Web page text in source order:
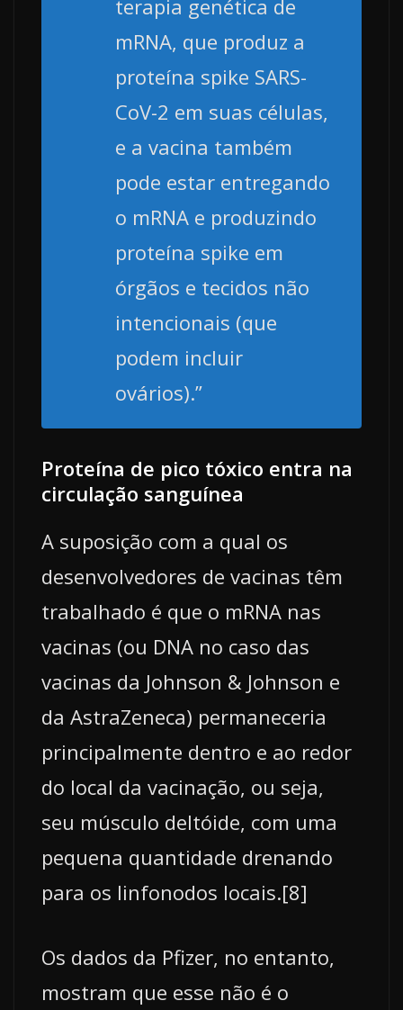
terapia genética de
mRNA, que produz a
proteína spike SARS-
CoV-2 em suas células,
e a vacina também
pode estar entregando
o mRNA e produzindo
proteína spike em
órgãos e tecidos não
intencionais (que
podem incluir
ovários).”
Proteína de pico tóxico entra na
circulação sanguínea
A suposição com a qual os
desenvolvedores de vacinas têm
trabalhado é que o mRNA nas
vacinas (ou DNA no caso das
vacinas da Johnson & Johnson e
da AstraZeneca) permaneceria
principalmente dentro e ao redor
do local da vacinação, ou seja,
seu músculo deltóide, com uma
pequena quantidade drenando
para os linfonodos locais.[8]
Os dados da Pfizer, no entanto,
mostram que esse não é o